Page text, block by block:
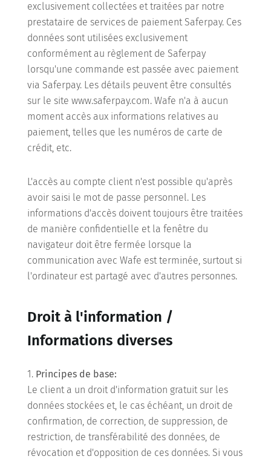
exclusivement collectées et traitées par notre
prestataire de services de paiement Saferpay. Ces
données sont utilisées exclusivement
conformément au règlement de Saferpay
lorsqu'une commande est passée avec paiement
via Saferpay. Les détails peuvent être consultés
sur le site www.saferpay.com. Wafe n'a à aucun
moment accès aux informations relatives au
paiement, telles que les numéros de carte de
crédit, etc.
L'accès au compte client n'est possible qu'après
avoir saisi le mot de passe personnel. Les
informations d'accès doivent toujours être traitées
de manière confidentielle et la fenêtre du
navigateur doit être fermée lorsque la
communication avec Wafe est terminée, surtout si
l'ordinateur est partagé avec d'autres personnes.
Droit à l'information /
Informations diverses
Principes de base:
Le client a un droit d'information gratuit sur les
données stockées et, le cas échéant, un droit de
confirmation, de correction, de suppression, de
restriction, de transférabilité des données, de
révocation et d'opposition de ces données. Si vous